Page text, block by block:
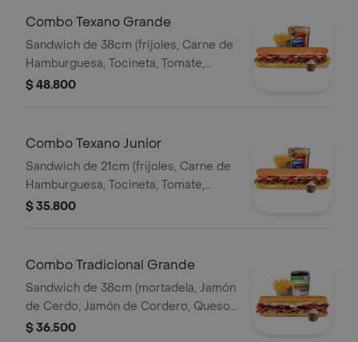
Combo Texano Grande
Sandwich de 38cm (frijoles, Carne de
Hamburguesa, Tocineta, Tomate,
Lechuga, Queso Mozzarella y Salsa de
$ 48.800
Combo Texano Junior
Sandwich de 21cm (frijoles, Carne de
Hamburguesa, Tocineta, Tomate,
Lechuga, Queso Mozzarella y Salsa de
$ 35.800
Combo Tradicional Grande
Sandwich de 38cm (mortadela, Jamón
de Cerdo, Jamón de Cordero, Queso
Mozzarella, Lechuga, y Salsa de Ajo)
$ 36.500